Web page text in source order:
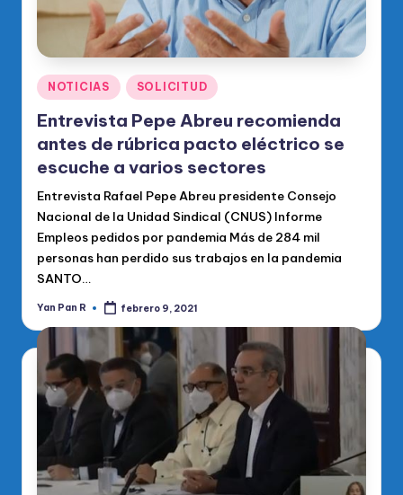
Publicado
en
NOTICIAS SOLICITUD
Entrevista Pepe Abreu recomienda
antes de rúbrica pacto eléctrico se
escuche a varios sectores
Entrevista Rafael Pepe Abreu presidente Consejo
Nacional de la Unidad Sindical (CNUS) Informe
Empleos pedidos por pandemia Más de 284 mil
personas han perdido sus trabajos en la pandemia
SANTO…
Publicado
Yan Pan R febrero 9, 2021